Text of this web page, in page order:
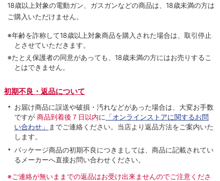
18歳以上対象の電動ガン、ガスガンなどの商品は、18歳未満の方は
ご購入いただけません。
※年齢を詐称して18歳以上対象商品を購入された場合は、取引停止
とさせていただきます。
※たとえ保護者の同意があっても、18歳未満の方にはお売りするこ
とはできません。
初期不良・返品について
お届け商品に誤送や破損・汚れなどがあった場合は、大変お手数
ですが 商品到着後７日以内に 「オンラインストアに関するお問
い合わせ」
までご連絡ください。当店より返品方法をご案内いた
します。
パッケージ商品の初期不良につきましては、商品に記載されてい
るメーカーへ直接お問い合わせください。
※ご連絡が無いままでの返品はお受け出来ませんのでご注意くださ